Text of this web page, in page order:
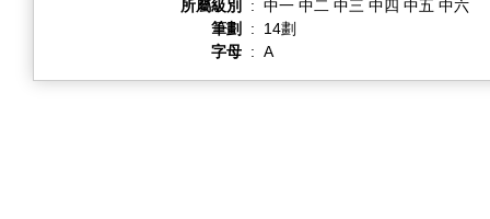
所屬級別
: 中一 中二 中三 中四 中五 中六
筆劃
:
14劃
字母 : A